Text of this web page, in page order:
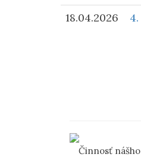
18.04.2026
Činnosť